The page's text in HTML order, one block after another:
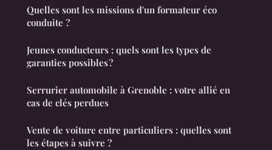
Quelles sont les missions d'un formateur éco
conduite ?
Jeunes conducteurs : quels sont les types de
garanties possibles ?
Serrurier automobile à Grenoble : votre allié en
cas de clés perdues
Vente de voiture entre particuliers : quelles sont
les étapes à suivre ?